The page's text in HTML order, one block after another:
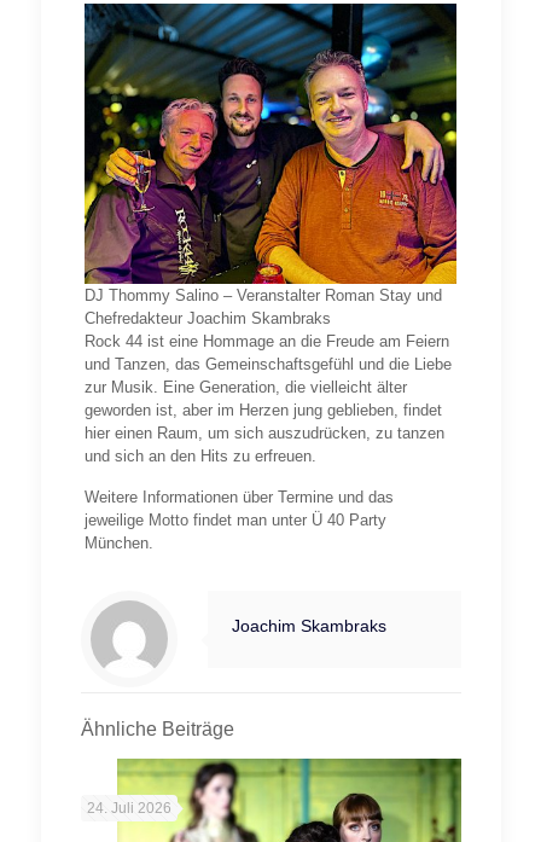
DJ Thommy Salino – Veranstalter Roman Stay und
Chefredakteur Joachim Skambraks
Rock 44 ist eine Hommage an die Freude am Feiern
und Tanzen, das Gemeinschaftsgefühl und die Liebe
zur Musik. Eine Generation, die vielleicht älter
geworden ist, aber im Herzen jung geblieben, findet
hier einen Raum, um sich auszudrücken, zu tanzen
und sich an den Hits zu erfreuen.
Weitere Informationen über Termine und das
jeweilige Motto findet man unter Ü 40 Party
München.
Joachim Skambraks
Ähnliche Beiträge
24. Juli 2026